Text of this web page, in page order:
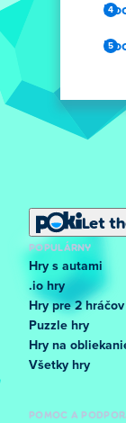
Let
POPULÁRNY
Hry s autami
.io hry
Hry pre 2 hráčov
Puzzle hry
Hry na
Všetky hry
POMOC A